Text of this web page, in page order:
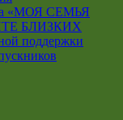
«МОЯ СЕМЬЯ
БЛИЗКИХ
поддержки